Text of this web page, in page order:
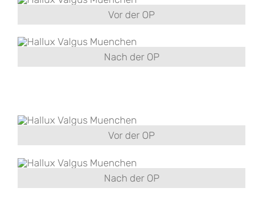
Vor der OP
Nach der OP
Vor der OP
Nach der OP